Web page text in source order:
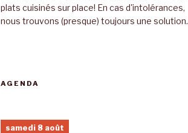
plats cuisinés sur place! En cas d'intolérances,
nous trouvons (presque) toujours une solution.
AGENDA
samedi 8 août